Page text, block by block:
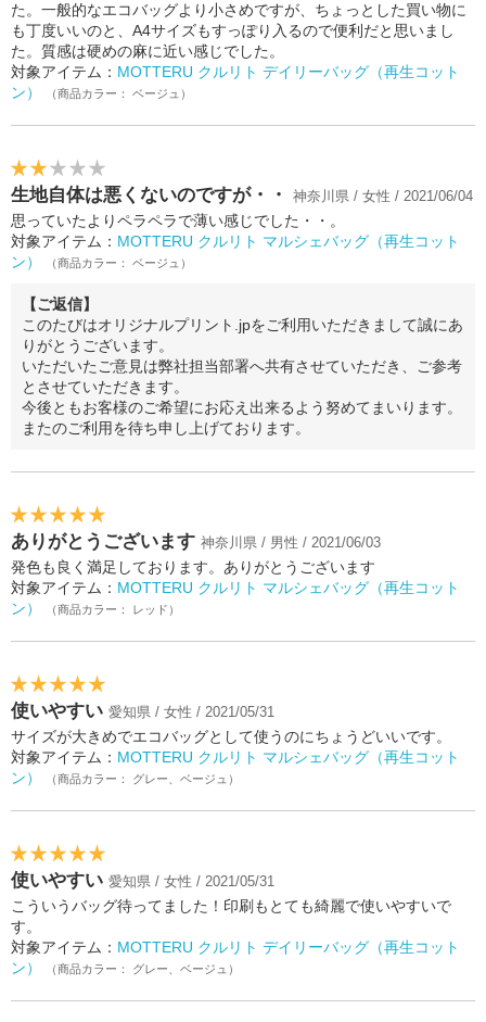
た。一般的なエコバッグより小さめですが、ちょっとした買い物に
も丁度いいのと、A4サイズもすっぽり入るので便利だと思いまし
た。質感は硬めの麻に近い感じでした。
対象アイテム： MOTTERU クルリト デイリーバッグ（再生コット
ン）
（商品カラー： ベージュ）
生地自体は悪くないのですが・・ 神奈川県 / 女性 / 2021/06/04
思っていたよりペラペラで薄い感じでした・・。
対象アイテム： MOTTERU クルリト マルシェバッグ（再生コット
ン）
（商品カラー： ベージュ）
【ご返信】
このたびはオリジナルプリント.jpをご利用いただきまして誠にあ
りがとうございます。
いただいたご意見は弊社担当部署へ共有させていただき、ご参考
とさせていただきます。
今後ともお客様のご希望にお応え出来るよう努めてまいります。
またのご利用を待ち申し上げております。
ありがとうございます 神奈川県 / 男性 / 2021/06/03
発色も良く満足しております。ありがとうございます
対象アイテム： MOTTERU クルリト マルシェバッグ（再生コット
ン）
（商品カラー： レッド）
使いやすい 愛知県 / 女性 / 2021/05/31
サイズが大きめでエコバッグとして使うのにちょうどいいです。
対象アイテム： MOTTERU クルリト マルシェバッグ（再生コット
ン）
（商品カラー： グレー、ベージュ）
使いやすい 愛知県 / 女性 / 2021/05/31
こういうバッグ待ってました！印刷もとても綺麗で使いやすいで
す。
対象アイテム： MOTTERU クルリト デイリーバッグ（再生コット
ン）
（商品カラー： グレー、ベージュ）